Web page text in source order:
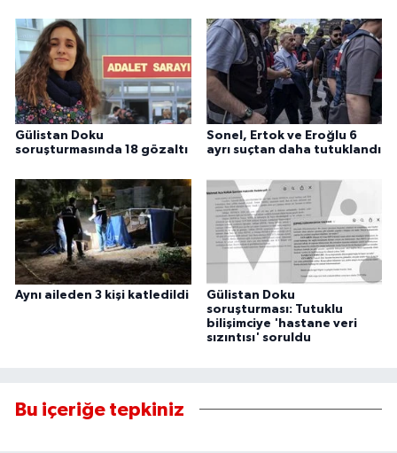
Gülistan Doku
soruşturmasında 18 gözaltı
Sonel, Ertok ve Eroğlu 6
ayrı suçtan daha tutuklandı
Aynı aileden 3 kişi katledildi
Gülistan Doku
soruşturması: Tutuklu
bilişimciye 'hastane veri
sızıntısı' soruldu
Bu içeriğe tepkiniz